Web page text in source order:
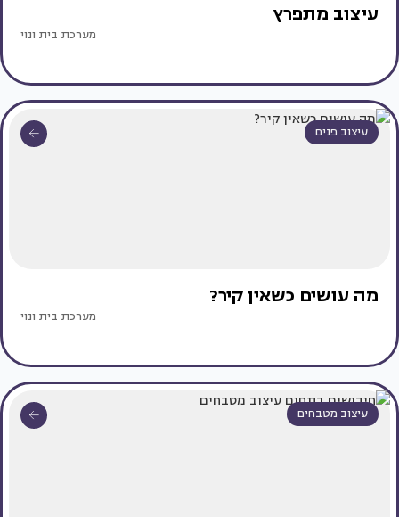
עיצוב מתפרץ
מערכת בית ונוי
עיצוב פנים
מה עושים כשאין קיר?
מערכת בית ונוי
עיצוב מטבחים